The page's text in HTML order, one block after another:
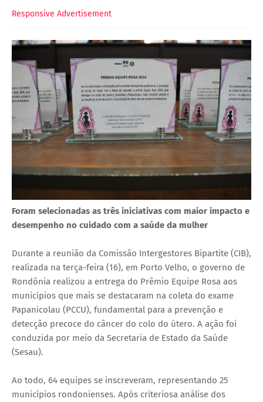
Responsive Advertisement
Foram selecionadas as três iniciativas com maior impacto e
desempenho no cuidado com a saúde da mulher
Durante a reunião da Comissão Intergestores Bipartite (CIB),
realizada na terça-feira (16), em Porto Velho, o governo de
Rondônia realizou a entrega do Prêmio Equipe Rosa aos
municípios que mais se destacaram na coleta do exame
Papanicolau (PCCU), fundamental para a prevenção e
detecção precoce do câncer do colo do útero. A ação foi
conduzida por meio da Secretaria de Estado da Saúde
(Sesau).
Ao todo, 64 equipes se inscreveram, representando 25
municípios rondonienses. Após criteriosa análise dos